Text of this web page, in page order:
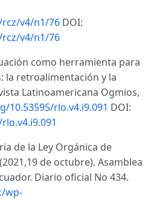
v4/n1/76 DOI:
v4/n1/76
como herramienta para
la retroalimentación y la
Latinoamericana Ogmios,
10.53595/rlo.v4.i9.091 DOI:
de la Ley Orgánica de
de octubre). Asamblea
Diario oficial No 434.
wp-